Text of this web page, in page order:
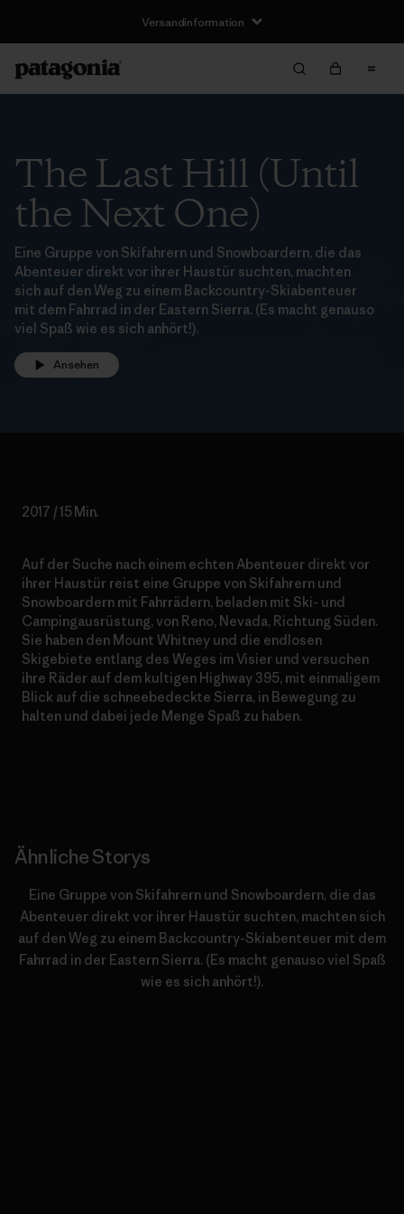
Versandinformation
The Last Hill (Until
the Next One)
Eine Gruppe von Skifahrern und Snowboardern, die das
Abenteuer direkt vor ihrer Haustür suchten, machten
sich auf den Weg zu einem Backcountry-Skiabenteuer
mit dem Fahrrad in der Eastern Sierra. (Es macht genauso
viel Spaß wie es sich anhört!).
Ansehen
2017 / 15 Min.
Auf der Suche nach einem echten Abenteuer direkt vor
ihrer Haustür reist eine Gruppe von Skifahrern und
Snowboardern mit Fahrrädern, beladen mit Ski- und
Campingausrüstung, von Reno, Nevada, Richtung Süden.
Sie haben den Mount Whitney und die endlosen
Skigebiete entlang des Weges im Visier und versuchen
ihre Räder auf dem kultigen Highway 395, mit einmaligem
Blick auf die schneebedeckte Sierra, in Bewegung zu
halten und dabei jede Menge Spaß zu haben.
Ähnliche Storys
Eine Gruppe von Skifahrern und Snowboardern, die das
Abenteuer direkt vor ihrer Haustür suchten, machten sich
auf den Weg zu einem Backcountry-Skiabenteuer mit dem
Fahrrad in der Eastern Sierra. (Es macht genauso viel Spaß
wie es sich anhört!).